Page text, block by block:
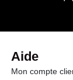
Aide
Mon compte